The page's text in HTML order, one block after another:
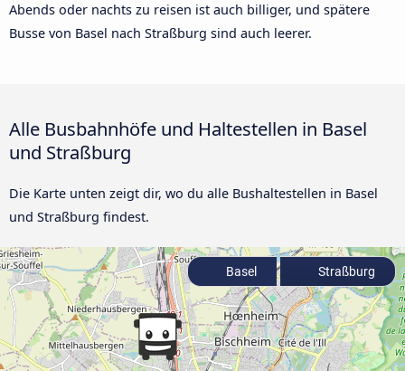
Abends oder nachts zu reisen ist auch billiger, und spätere
Busse von Basel nach Straßburg sind auch leerer.
Alle Busbahnhöfe und Haltestellen in Basel
und Straßburg
Die Karte unten zeigt dir, wo du alle Bushaltestellen in Basel
und Straßburg findest.
Basel Straßburg